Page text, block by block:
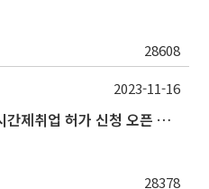
28608
학생정보시스템 내 유학생 시간제취업 허가 신청 오픈 안내
28378
2023-11-16